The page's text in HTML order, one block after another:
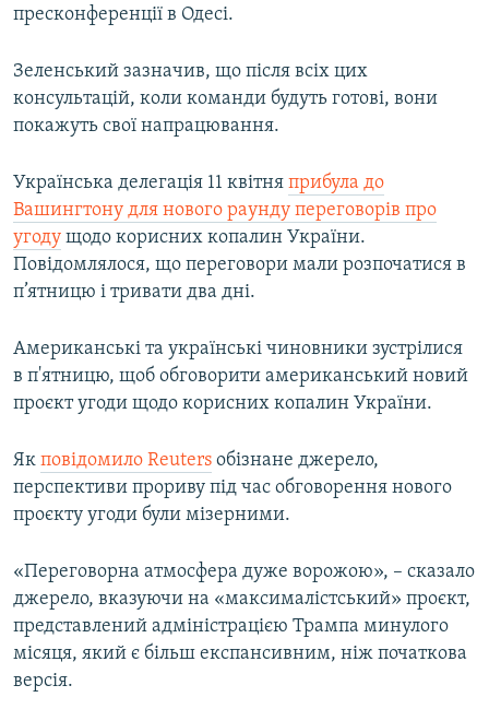
пресконференції в Одесі.
Зеленський зазначив, що після всіх цих
консультацій, коли команди будуть готові, вони
покажуть свої напрацювання.
Українська делегація 11 квітня прибула до
Вашингтону для нового раунду переговорів про
угоду щодо корисних копалин України.
Повідомлялося, що переговори мали розпочатися в
п’ятницю і тривати два дні.
Американські та українські чиновники зустрілися
в п'ятницю, щоб обговорити американський новий
проєкт угоди щодо корисних копалин України.
Як повідомило Reuters обізнане джерело,
перспективи прориву під час обговорення нового
проєкту угоди були мізерними.
«Переговорна атмосфера дуже ворожою», – сказало
джерело, вказуючи на «максималістський» проєкт,
представлений адміністрацією Трампа минулого
місяця, який є більш експансивним, ніж початкова
версія.